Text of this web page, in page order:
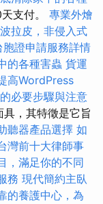
支付。 專業外燴
拉皮，非侵入式
胞證申請服務詳情
的各種害蟲 貨運
高WordPress
必要步驟與注意
，其特徵是它旨
聽器產品選擇 如
灣前十大律師事
，滿足你的不同
務 現代簡約主臥
的養護中心，為